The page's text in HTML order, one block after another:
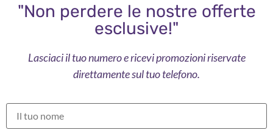
"Non perdere le nostre offerte
esclusive!"
Lasciaci il tuo numero e ricevi promozioni riservate
direttamente sul tuo telefono.